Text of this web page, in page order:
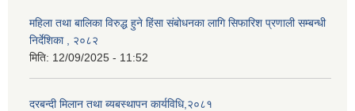
महिला तथा बालिका विरुद्ध हुने हिंसा संबोधनका लागि सिफारिश प्रणाली सम्बन्धी
निर्देशिका , २०८२
मिति: 12/09/2025 - 11:52
दरबन्दी मिलान तथा ब्यबस्थापन कार्यविधि,२०८१